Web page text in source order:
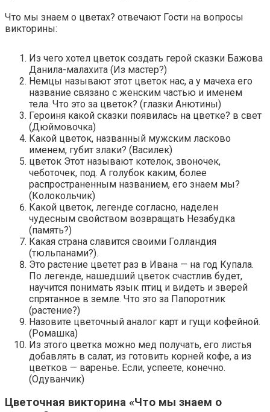
Что мы знаем о цветах? отвечают Гости на вопросы
викторины:
Из чего хотел цветок создать герой сказки Бажова
Данила-малахита (Из мастер?)
Немцы называют этот цветок нас, а у мачеха его
название связано с женским частью и именем
тела. Что это за цветок? (глазки Анютины)
Героиня какой сказки появилась на цветке? в свет
(Дюймовочка)
Какой цветок, названный мужским ласково
именем, губит злаки? (Василек)
цветок Этот называют котелок, звоночек,
чеботочек, под. А голубок каким, более
распространенным названием, его знаем мы?
(Колокольчик)
Какой цветок, легенде согласно, наделен
чудесным свойством возвращать Незабудка
(память?)
Какая страна славится своими Голландия
(тюльпанами?).
Это растение цветет раз в Ивана — на год Купала.
По легенде, нашедший цветок счастлив будет,
научится понимать язык птиц и видеть и зверей
спрятанное в земле. Что это за Папоротник
(растение?)
Назовите цветочный аналог карт и гущи кофейной.
(Ромашка)
Из этого цветка можно мед получать, его листья
добавлять в салат, из готовить корней кофе, а из
цветков — варенье. Если, успеете, конечно.
(Одуванчик)
Цветочная викторина «Что мы знаем о